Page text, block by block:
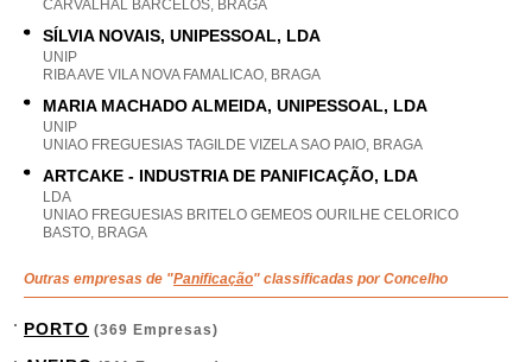
CARVALHAL BARCELOS, BRAGA
SÍLVIA NOVAIS, UNIPESSOAL, LDA
UNIP
RIBA AVE VILA NOVA FAMALICAO, BRAGA
MARIA MACHADO ALMEIDA, UNIPESSOAL, LDA
UNIP
UNIAO FREGUESIAS TAGILDE VIZELA SAO PAIO, BRAGA
ARTCAKE - INDUSTRIA DE PANIFICAÇÃO, LDA
LDA
UNIAO FREGUESIAS BRITELO GEMEOS OURILHE CELORICO
BASTO, BRAGA
Outras empresas de "Panificação" classificadas por Concelho
PORTO (369 Empresas)